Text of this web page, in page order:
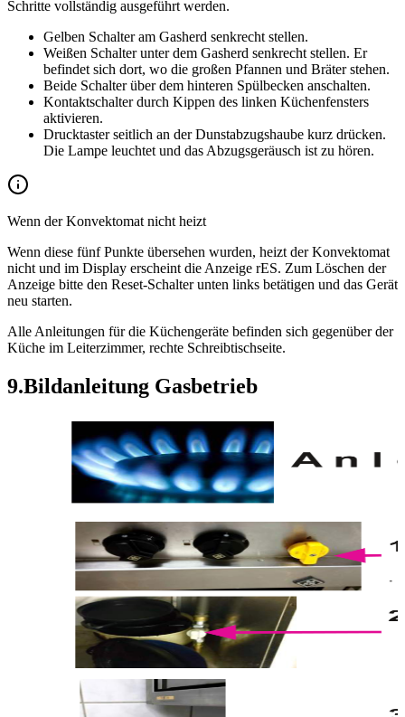
Schritte vollständig ausgeführt werden.
Gelben Schalter am Gasherd senkrecht stellen.
Weißen Schalter unter dem Gasherd senkrecht stellen. Er
befindet sich dort, wo die großen Pfannen und Bräter stehen.
Beide Schalter über dem hinteren Spülbecken anschalten.
Kontaktschalter durch Kippen des linken Küchenfensters
aktivieren.
Drucktaster seitlich an der Dunstabzugshaube kurz drücken.
Die Lampe leuchtet und das Abzugsgeräusch ist zu hören.
Wenn der Konvektomat nicht heizt
Wenn diese fünf Punkte übersehen wurden, heizt der Konvektomat
nicht und im Display erscheint die Anzeige rES. Zum Löschen der
Anzeige bitte den Reset-Schalter unten links betätigen und das Gerät
neu starten.
Alle Anleitungen für die Küchengeräte befinden sich gegenüber der
Küche im Leiterzimmer, rechte Schreibtischseite.
9.Bildanleitung Gasbetrieb